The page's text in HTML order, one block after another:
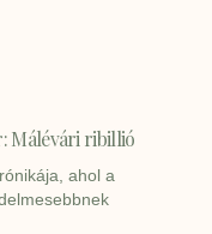
Málévári ribillió
ahol a